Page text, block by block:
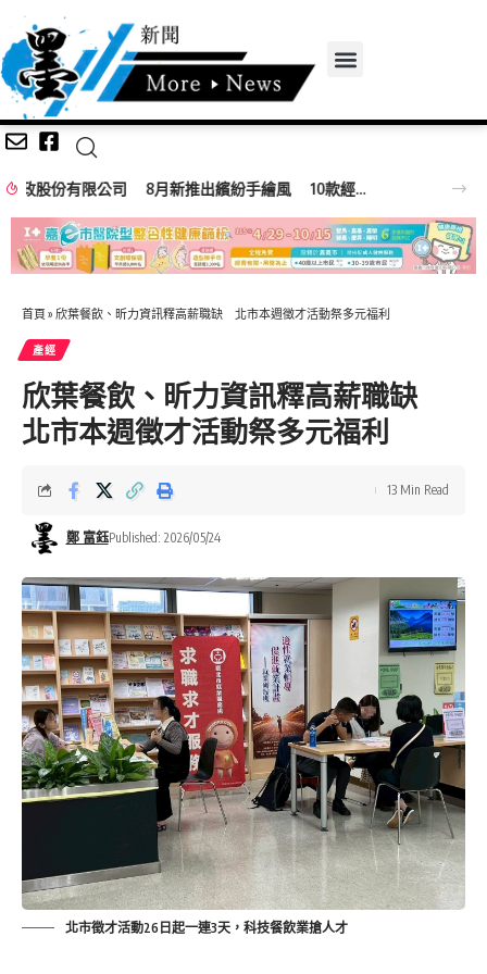
首頁 » 欣葉餐飲、昕力資訊釋高薪職缺 北市本週徵才活動祭多元福利
產經
欣葉餐飲、昕力資訊釋高薪職缺
北市本週徵才活動祭多元福利
鄭 富鈺Published: 2026/05/24
13 Min Read
北市徵才活動26日起一連3天，科技餐飲業搶人才